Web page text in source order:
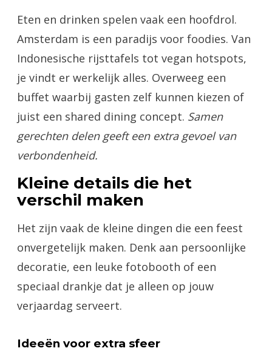
Eten en drinken spelen vaak een hoofdrol.
Amsterdam is een paradijs voor foodies. Van
Indonesische rijsttafels tot vegan hotspots,
je vindt er werkelijk alles. Overweeg een
buffet waarbij gasten zelf kunnen kiezen of
juist een shared dining concept. Samen
gerechten delen geeft een extra gevoel van
verbondenheid.
Kleine details die het
verschil maken
Het zijn vaak de kleine dingen die een feest
onvergetelijk maken. Denk aan persoonlijke
decoratie, een leuke fotobooth of een
speciaal drankje dat je alleen op jouw
verjaardag serveert.
Ideeën voor extra sfeer